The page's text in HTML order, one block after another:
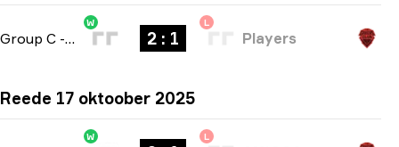
Group C - bo3
W
2 : 1
L
Players
Reede 17 oktoober 2025
W L